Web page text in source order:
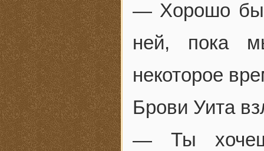
— Хорошо бы,
ней, пока
некоторое
Брови Уита
— Ты